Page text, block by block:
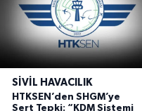
SIVIL HAVACILIK
HTKSEN’den SHGM’ye
Sert Tepki: “KDM Sistemi